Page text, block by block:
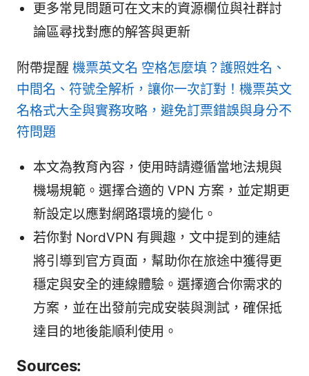
更多常見問題可在文末的資源欄位與社群討
論區尋找對應的解答與更新
附帶提醒 機票英文名 空格怎麼填？護照姓名、
中間名、符號全解析，讓你一次訂對！機票英文
名格式大全與實務攻略，避免訂票錯誤與身分不
符問題
本文為教育內容，使用時請遵循當地法規與
機場規範。選擇合適的 VPN 方案，並定期更
新設定以應對網路環境的變化。
若你對 NordVPN 有興趣，文中提到的連結
將引導到官方頁面，幫助你在旅途中獲得更
穩定與安全的連線體驗。選擇適合你需求的
方案，並在出發前完成安裝與測試，確保抵
達目的地後能順利使用。
Sources: